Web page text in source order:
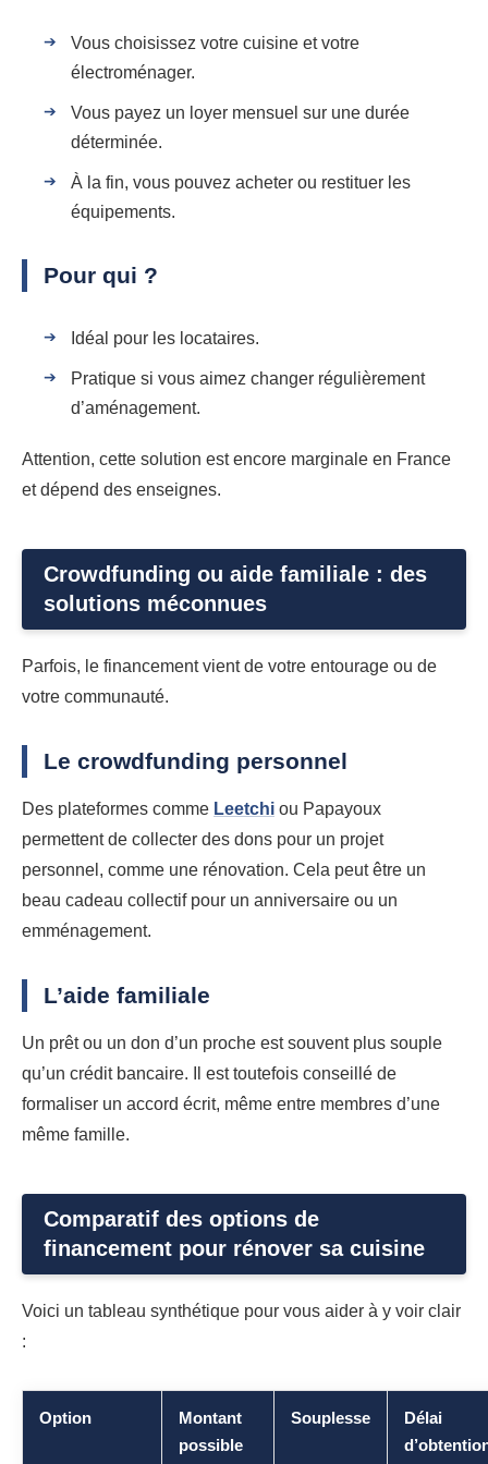
Vous choisissez votre cuisine et votre
électroménager.
Vous payez un loyer mensuel sur une durée
déterminée.
À la fin, vous pouvez acheter ou restituer les
équipements.
Pour qui ?
Idéal pour les locataires.
Pratique si vous aimez changer régulièrement
d’aménagement.
Attention, cette solution est encore marginale en France
et dépend des enseignes.
Crowdfunding ou aide familiale : des
solutions méconnues
Parfois, le financement vient de votre entourage ou de
votre communauté.
Le crowdfunding personnel
Des plateformes comme Leetchi ou Papayoux
permettent de collecter des dons pour un projet
personnel, comme une rénovation. Cela peut être un
beau cadeau collectif pour un anniversaire ou un
emménagement.
L’aide familiale
Un prêt ou un don d’un proche est souvent plus souple
qu’un crédit bancaire. Il est toutefois conseillé de
formaliser un accord écrit, même entre membres d’une
même famille.
Comparatif des options de
financement pour rénover sa cuisine
Voici un tableau synthétique pour vous aider à y voir clair
:
Option
Montant
possible
Souplesse
Délai